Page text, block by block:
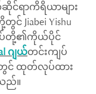
င်ရာကိရိယာများ
Jiabei Yishu
န်ုပ်တို့၏ကိုယ်ပိုင်
ဂျယ်တင်းကျပ်
င် ထုတ်လုပ်ထား
ည်။